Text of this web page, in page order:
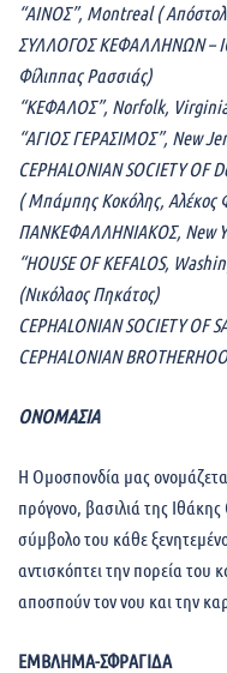
“ΑΙΝΟΣ”, Montreal (
ΣΥΛΛΟΓΟΣ ΚΕΦΑΛΛΗΝΩΝ –
Φίλιππας Ρασσιάς)
“ΚΕΦΑΛΟΣ”, Norfolk,
“ΑΓΙΟΣ ΓΕΡΑΣΙΜΟΣ”, New
CEPHALONIAN SOCIETY OF
( Μπάμπης Κοκόλης, Αλέκος
ΠΑΝΚΕΦΑΛΛΗΝΙΑΚΟΣ, New
“HOUSE OF KEFALOS,
(Νικόλαος Πηκάτος)
CEPHALONIAN SOCIETY OF
CEPHALONIAN
ΟΝΟΜΑΣΙΑ
Η Ομοσπονδία μας
πρόγονο, βασιλιά της
σύμβολο του κάθε
αντισκόπτει την πορεία του
αποσπούν τον νου και την
ΕΜΒΛΗΜΑ-ΣΦΡΑΓΙΔΑ